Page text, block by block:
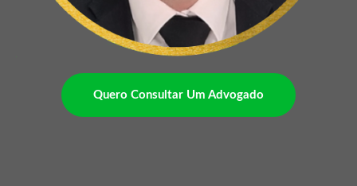
Quero Consultar Um Advogado